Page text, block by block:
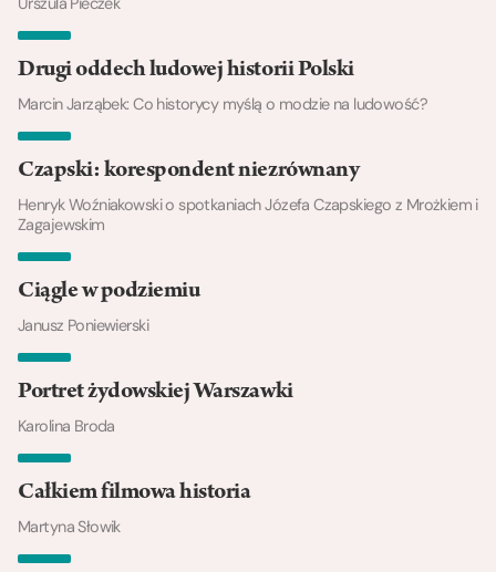
Drugi oddech ludowej historii Polski
Marcin Jarząbek: Co historycy myślą o modzie na ludowość?
Czapski: korespondent niezrównany
Henryk Woźniakowski o spotkaniach Józefa Czapskiego z Mrożkiem i
Zagajewskim
Ciągle w podziemiu
Janusz Poniewierski
Portret żydowskiej Warszawki
Karolina Broda
Całkiem filmowa historia
Martyna Słowik